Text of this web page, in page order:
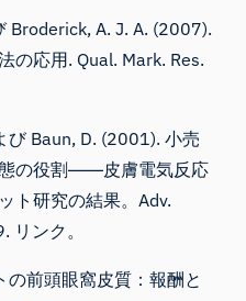
Broderick, A. J. A. (2007).
の応用. Qual. Mark. Res.
Baun, D. (2001). 小売
の役割――皮膚電気反応
ト研究の結果。Adv.
リンク。
の前頭眼窩皮質：報酬と